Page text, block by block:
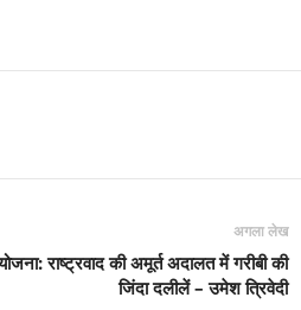
अगला लेख
राष्ट्रवाद की अमूर्त अदालत में गरीबी की
जिंदा दलीलें – उमेश त्रिवेदी